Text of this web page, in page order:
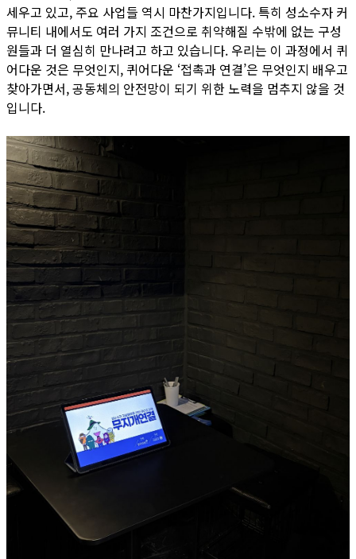
세우고 있고, 주요 사업들 역시 마찬가지입니다. 특히 성소수자 커
뮤니티 내에서도 여러 가지 조건으로 취약해질 수밖에 없는 구성
원들과 더 열심히 만나려고 하고 있습니다. 우리는 이 과정에서 퀴
어다운 것은 무엇인지, 퀴어다운 ‘접촉과 연결’은 무엇인지 배우고
찾아가면서, 공동체의 안전망이 되기 위한 노력을 멈추지 않을 것
입니다.